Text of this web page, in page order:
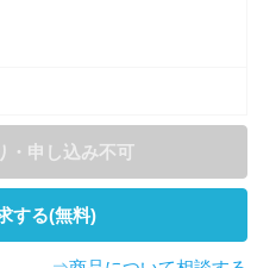
する(無料)
・申し込み不可